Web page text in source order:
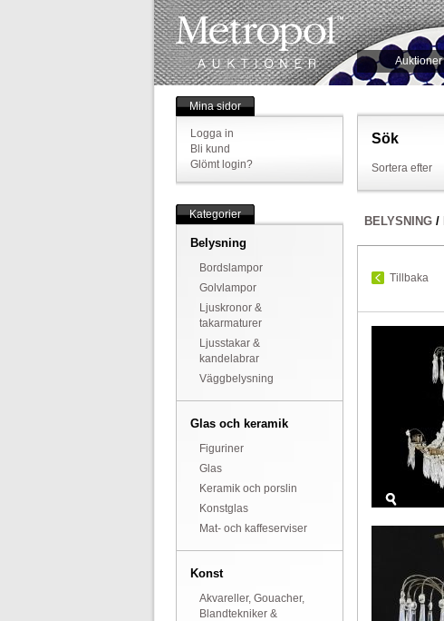
Auktioner
Mina sidor
Logga in
Bli kund
Glömt login?
Kategorier
Belysning
Bordslampor
Golvlampor
Ljuskronor &
takarmaturer
Ljusstakar &
kandelabrar
Väggbelysning
Glas och keramik
Figuriner
Glas
Keramik och porslin
Konstglas
Mat- och kaffeserviser
Konst
Akvareller, Gouacher,
Blandtekniker &
Sök
Sortera efter
BELYSNING/
Tillbaka